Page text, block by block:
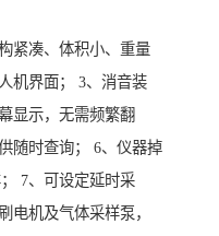
紧凑、体积小、重量
机界面； 3、消音装
显示，无需频繁翻
随时查询； 6、仪器掉
7、可设定延时采
电机及气体采样泵，